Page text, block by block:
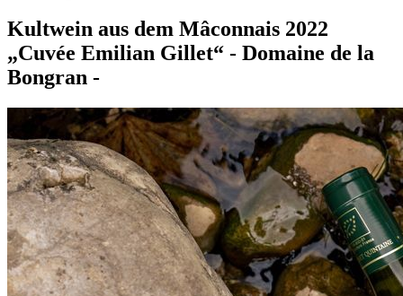
Kultwein aus dem Mâconnais 2022
„Cuvée Emilian Gillet“ - Domaine de la
Bongran -